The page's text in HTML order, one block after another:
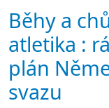
Běhy a
atletika :
plán
svazu